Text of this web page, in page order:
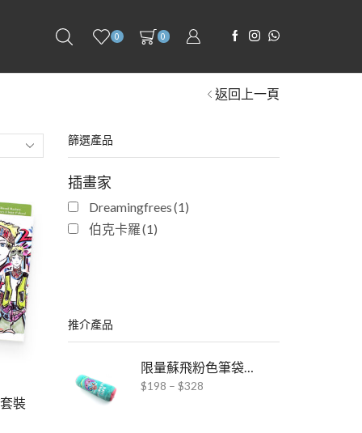
0 0
返回上一頁
裝
篩選產品
插畫家
Dreamingfrees(1)
伯克卡羅(1)
推介產品
限量蘇飛粉色筆袋文具套裝
$198 – $328